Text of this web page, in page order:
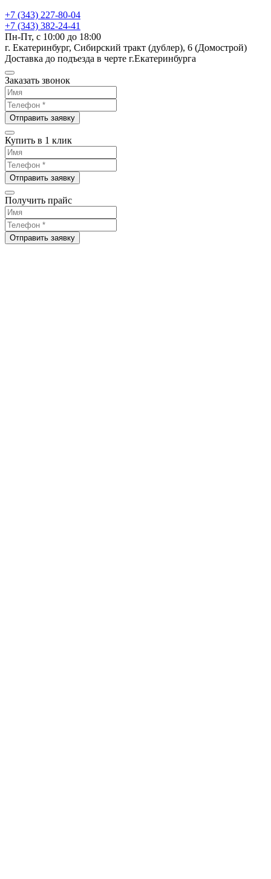
+7 (343) 227-80-04
+7 (343) 382-24-41
Пн-Пт, с 10:00 до 18:00
г. Екатеринбург, Сибирский тракт (дублер), 6 (Домострой)
Доставка до подъезда в черте г.Екатеринбурга
Заказать звонок
Отправить заявку
Купить в 1 клик
Отправить заявку
Получить прайс
Отправить заявку